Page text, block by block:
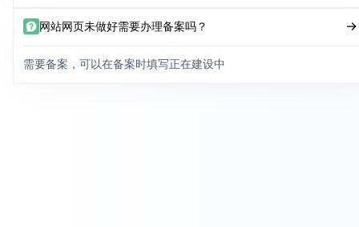
网站网页未做好需要办理备案吗？
需要备案，可以在备案时填写正在建设中